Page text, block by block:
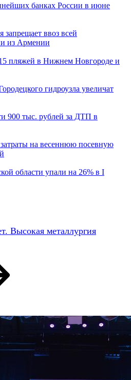
банках России в июне
запрещает ввоз всей
из Армении
пляжей в Нижнем Новгороде и
гидроузла увеличат
900 тыс. рублей за ДТП в
на весеннюю посевную
области упали на 26% в I
Высокая металлургия